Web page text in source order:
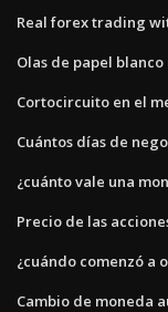
Real forex trading
Olas de papel
Cortocircuito en el
Cuántos días de
¿cuánto vale una
Precio de las
¿cuándo comenzó a
Cambio de moneda